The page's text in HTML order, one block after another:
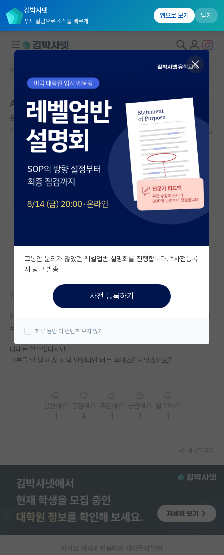
김박사넷
푸시 알림으로 소식을 빠르게
앱으로 보기 닫기
대학원생 모집
국내대학원 정보
연구실&오픈랩
커뮤니티
커뮤니티 홈
전체글보기
베스트 게시판
자유 게시판(아무개랩)
미국 유학 게시판
미국 대학원 합격 후기 게시판
대학원생 모집 게시판
연구실(PI) 홍보 게시판
석박사 채용 정보 게시판
PI 전용 게시판
인문사회 계열 게시판
특수/전문대학원 게시판
반도체/AI 게시판
장학금/장학생 게시판
커뮤니티 홈
Ai플은 돌고 도는군요..
못된 백석
2024.07.04 2 2055
김박사넷 검색이 최신순이 아니잖아요.
한번 "인공지능 레드오션"이라는 키워드로 검색해보시면 20년에도 21년에
도 레드오션이라고 떠드시는 분들이 수두루빽빽입니다..
미래는 알수없다지만
그분들 말 믿고 AI 진학 안했다면 너무 후회스럽지않겠어요?
카카오 계정과 연동하여 게시글에 달린
그동안 문의가 많았던 레벨업반 설명회를 진행합니다. *사전등록
시 링크 발송
사전 등록하기
하루 동안 이 컨텐츠 보지 않기